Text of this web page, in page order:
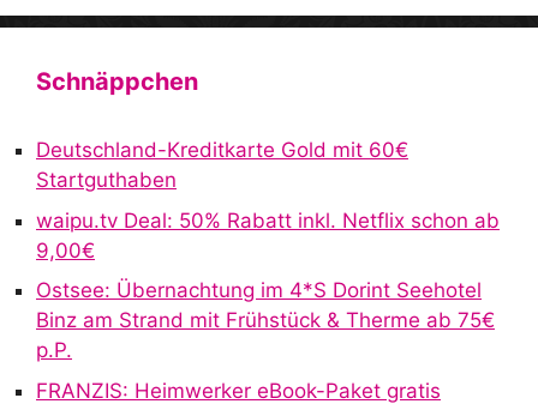
A
n
t
Schnäppchen
Deutschland-Kreditkarte Gold mit 60€
Startguthaben
waipu.tv Deal: 50% Rabatt inkl. Netflix schon ab
9,00€
Ostsee: Übernachtung im 4*S Dorint Seehotel
Binz am Strand mit Frühstück & Therme ab 75€
p.P.
FRANZIS: Heimwerker eBook-Paket gratis